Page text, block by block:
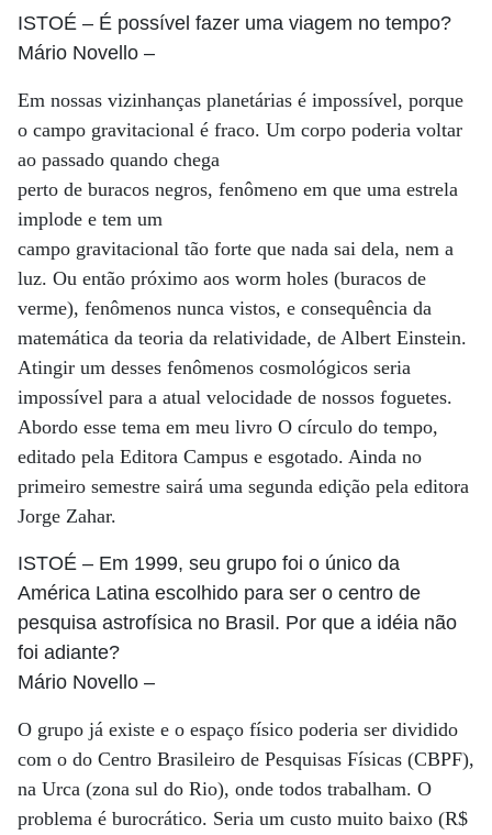
ISTOÉ – É possível fazer uma viagem no tempo?
Mário Novello –
Em nossas vizinhanças planetárias é impossível, porque
o campo gravitacional é fraco. Um corpo poderia voltar
ao passado quando chega
perto de buracos negros, fenômeno em que uma estrela
implode e tem um
campo gravitacional tão forte que nada sai dela, nem a
luz. Ou então próximo aos worm holes (buracos de
verme), fenômenos nunca vistos, e consequência da
matemática da teoria da relatividade, de Albert Einstein.
Atingir um desses fenômenos cosmológicos seria
impossível para a atual velocidade de nossos foguetes.
Abordo esse tema em meu livro O círculo do tempo,
editado pela Editora Campus e esgotado. Ainda no
primeiro semestre sairá uma segunda edição pela editora
Jorge Zahar.
ISTOÉ – Em 1999, seu grupo foi o único da
América Latina escolhido para ser o centro de
pesquisa astrofísica no Brasil. Por que a idéia não
foi adiante?
Mário Novello –
O grupo já existe e o espaço físico poderia ser dividido
com o do Centro Brasileiro de Pesquisas Físicas (CBPF),
na Urca (zona sul do Rio), onde todos trabalham. O
problema é burocrático. Seria um custo muito baixo (R$